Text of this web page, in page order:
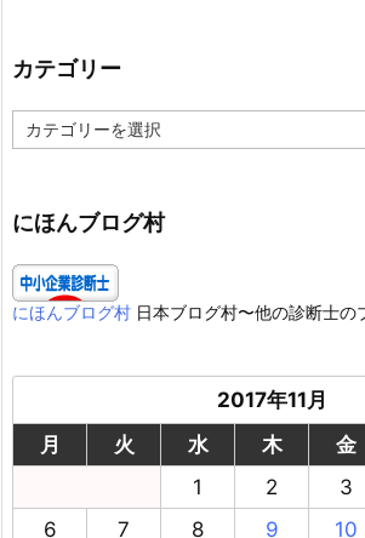
カテゴリー
テ
ー
にほんブログ村
にほんブログ村 日本ブログ村〜他の診断士の
2017年11月
月
火 水 木 金
1
2 3
6
7 8 9 10